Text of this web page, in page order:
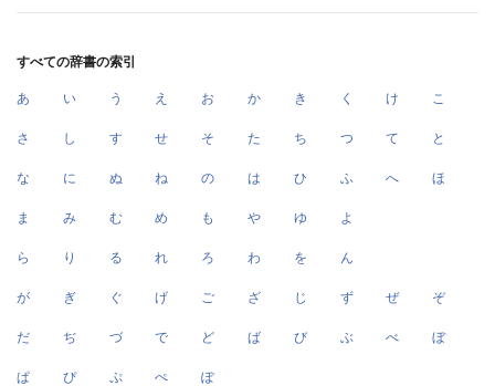
すべての辞書の索引
あ い う え お か き く け こ
さ し す せ そ た ち つ て と
な に ぬ ね の は ひ ふ へ ほ
ま み む め も や ゆ よ
ら り る れ ろ わ を ん
が ぎ ぐ げ ご ざ じ ず ぜ ぞ
だ ぢ づ で ど ば び ぶ べ ぼ
ぱ ぴ ぷ ぺ ぽ